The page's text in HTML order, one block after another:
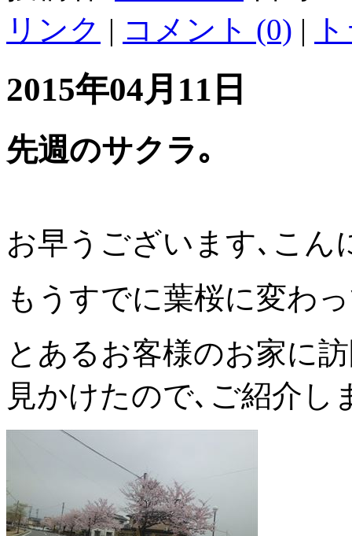
リンク | コメント (0) |
2015年04月11日
先週のサクラ｡
お早うございます､こん
もうすでに葉桜に変わ
とあるお客様のお家に
見かけたので､ご紹介し